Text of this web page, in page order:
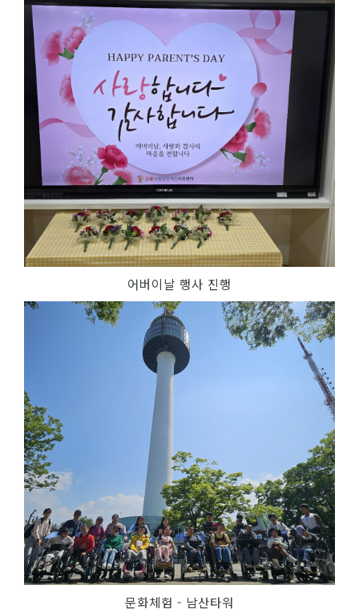
어버이날 행사 진행
문화체험 - 남산타워